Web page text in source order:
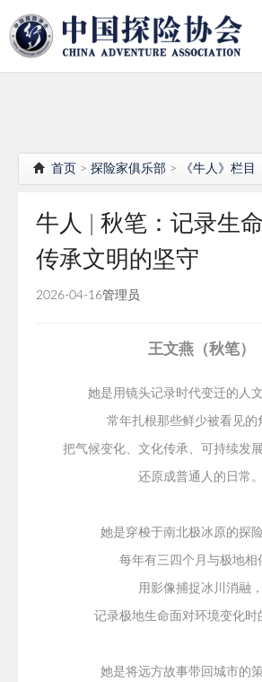
产业研究
行者证书申报
分支机构
首页 > 探险家俱乐部 > 《牛人》栏目
牛人 | 秋笔：记录生
传承文明的坚守
2026-04-16管理员
王文燕（秋笔）
她是用镜头记录时代变迁的人
常年扎根那些鲜少被看见的
把气候变化、文化传承、可持续发
还原成普通人的日常。
她是穿梭于南北极冰原的探险
每年有三四个月与极地相
用影像捕捉冰川消融，
记录极地生命面对环境变化时
她是将远方故事带回城市的策